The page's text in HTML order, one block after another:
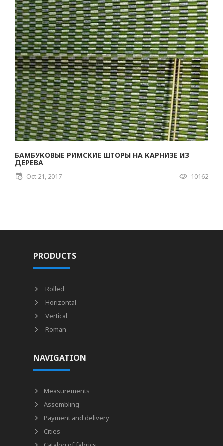
БАМБУКОВЫЕ РИМСКИЕ ШТОРЫ НА КАРНИЗЕ ИЗ
ДЕРЕВА
Oct 21, 2017 10162
PRODUCTS
Rolled
Horizontal
Vertical
Roman
NAVIGATION
Measurements
Assembling
Payment and delivery
Cities